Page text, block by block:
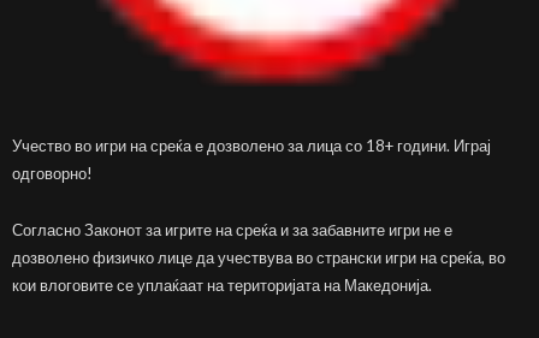
Учество во игри на среќа е дозволено за лица со 18+ години. Играј
одговорно!
Согласно Законот за игрите на среќа и за забавните игри не е
дозволено физичко лице да учествува во странски игри на среќа, во
кои влоговите се уплаќаат на територијата на Македонија.